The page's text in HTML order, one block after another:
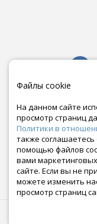
© Все права защищены.
Файлы cookie
На данном сайте
просмотр страниц
Политики в
также
помощью файлов
вами
сайте. Если вы не
можете изменить
просмотр страниц